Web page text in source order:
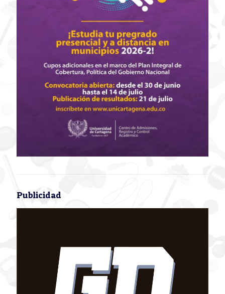
Publicidad